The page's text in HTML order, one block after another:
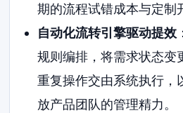
期的流程试错成本与定制
自动化流转引擎驱动提效
规则编排，将需求状态变
重复操作交由系统执行，
放产品团队的管理精力。